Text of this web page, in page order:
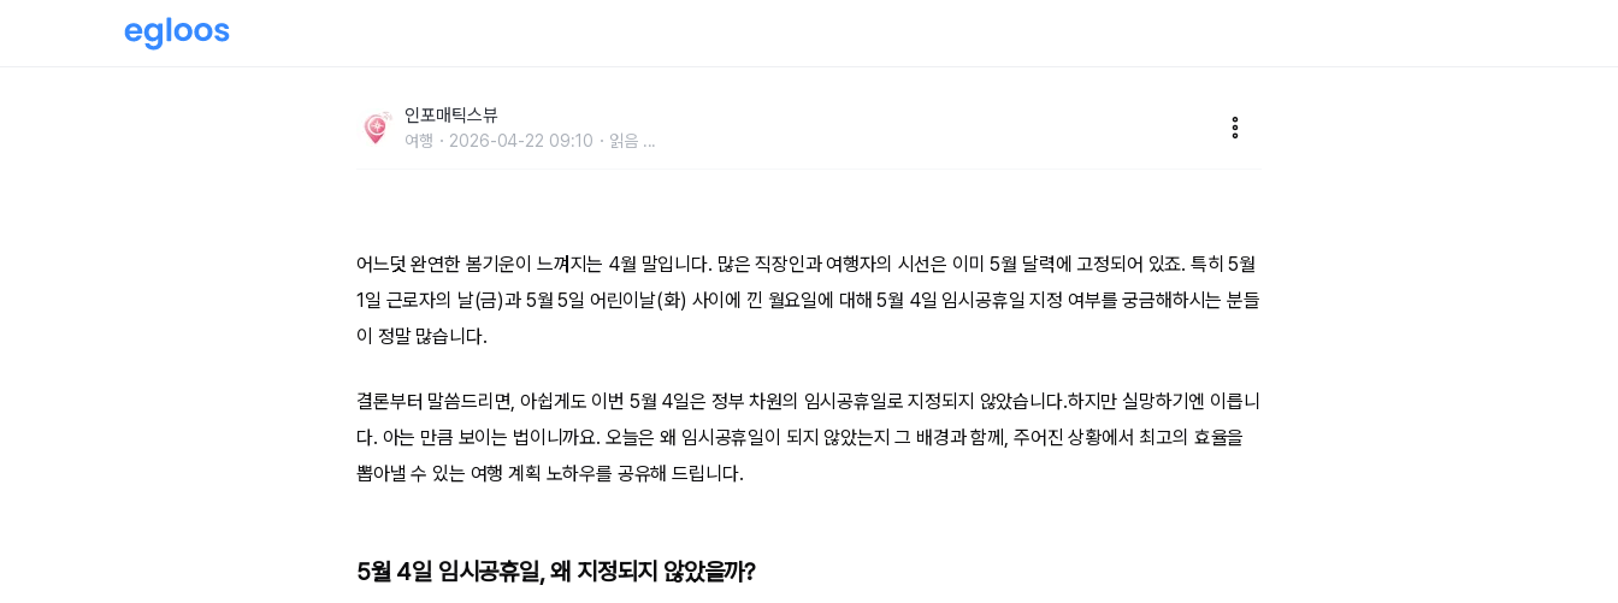
인포매틱스뷰
여행 2026-04-22 09:10 읽음 ...
어느덧 완연한 봄기운이 느껴지는 4월 말입니다. 많은 직장인과 여행자의 시선은 이미 5월 달력에 고정되어 있죠. 특히 5월
1일 근로자의 날(금)과 5월 5일 어린이날(화) 사이에 낀 월요일에 대해 5월 4일 임시공휴일 지정 여부를 궁금해하시는 분들
이 정말 많습니다.
결론부터 말씀드리면, 아쉽게도 이번 5월 4일은 정부 차원의 임시공휴일로 지정되지 않았습니다.하지만 실망하기엔 이릅니
다. 아는 만큼 보이는 법이니까요. 오늘은 왜 임시공휴일이 되지 않았는지 그 배경과 함께, 주어진 상황에서 최고의 효율을
뽑아낼 수 있는 여행 계획 노하우를 공유해 드립니다.
5월 4일 임시공휴일, 왜 지정되지 않았을까?